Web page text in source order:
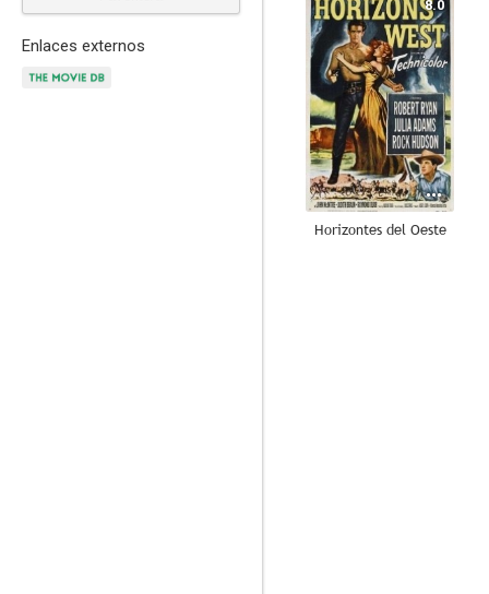
Enlaces externos
8.0
Horizontes del Oeste